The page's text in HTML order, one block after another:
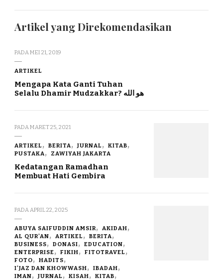
Artikel yang Direkomendasikan
PADAMEI 21, 2019
ARTIKEL
Mengapa Kata Ganti Tuhan
Selalu Dhamir Mudzakkar? هو الله
PADAMARET 25, 2021
ARTIKEL BERITA JURNAL
KITAB
PUSTAKA
ZAWIYAH JAKARTA
Kedatangan Ramadhan
Membuat Hati Gembira
PADAAPRIL 22, 2025
ABUYA SAIFUDDIN AMSIR
AKIDAH
AL QUR'AN
ARTIKEL
BERITA
BUSINESS
DONASI
EDUCATION
ENTERPRISE
FIKIH
FITOTRAVEL
FOTO
HADITS
I'JAZ DAN KHOWWASH
IBADAH
IMAN
JURNAL KISAH
KITAB